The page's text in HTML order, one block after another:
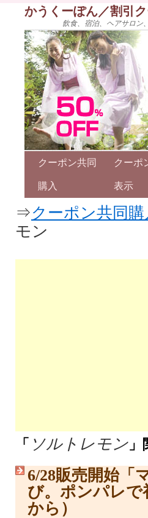
かうくーぽん／割引
飲食、宿泊、ヘアサロン
クーポン共同
購入
クーポ
表示
⇒クーポン共同
モン
「 ソルトレモン
6/28販売開始「
び。ポンパレで
から）